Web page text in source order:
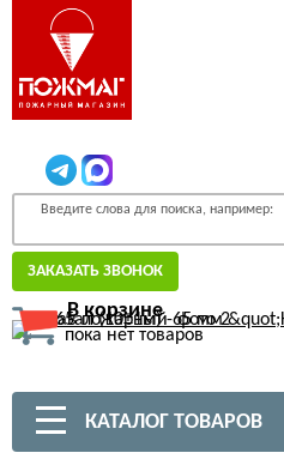
Введите слова для поиска, например:
ЗАКАЗАТЬ ЗВОНОК
В корзине
пока нет товаров
КАТАЛОГ ТОВАРОВ